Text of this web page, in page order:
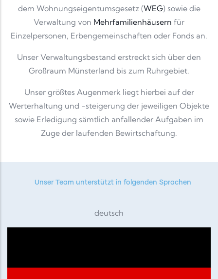
dem Wohnungseigentumsgesetz (WEG) sowie die
Verwaltung von Mehrfamilienhäusern für
Einzelpersonen, Erbengemeinschaften oder Fonds an.
Unser Verwaltungsbestand erstreckt sich über den
Großraum Münsterland bis zum Ruhrgebiet.
Unser größtes Augenmerk liegt hierbei auf der
Werterhaltung und -steigerung der jeweiligen Objekte
sowie Erledigung sämtlich anfallender Aufgaben im
Zuge der laufenden Bewirtschaftung.
Unser Team unterstützt in folgenden Sprachen
deutsch